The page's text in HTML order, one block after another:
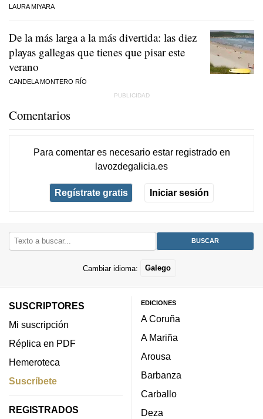
LAURA MIYARA
De la más larga a la más divertida: las diez
playas gallegas que tienes que pisar este
verano
CANDELA MONTERO RÍO
Comentarios
Para comentar es necesario estar registradoen
lavozdegalicia.es
Regístrate gratis Iniciar sesión
Cambiar idioma: Galego
SUSCRIPTORES
Mi suscripción
Réplica en PDF
Hemeroteca
Suscríbete
REGISTRADOS
EDICIONES
A Coruña
A Mariña
Arousa
Barbanza
Carballo
Deza